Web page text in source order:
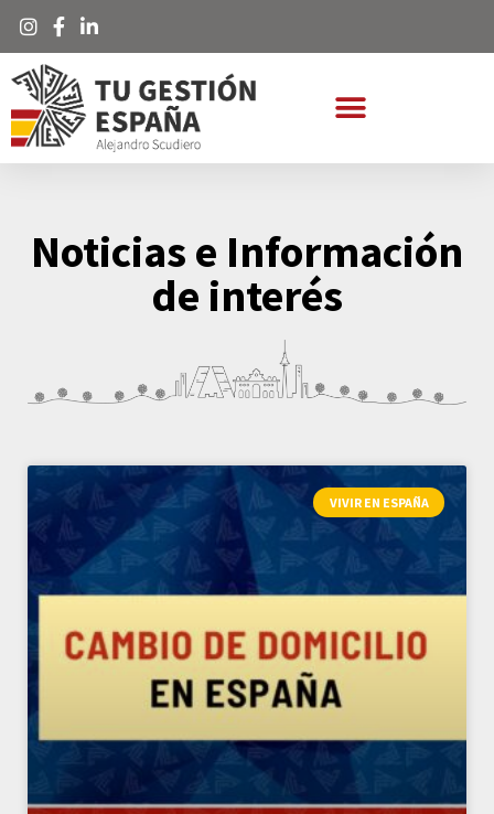
Noticias e Información
de interés
VIVIR EN ESPAÑA